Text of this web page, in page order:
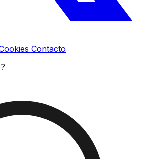
Contacto